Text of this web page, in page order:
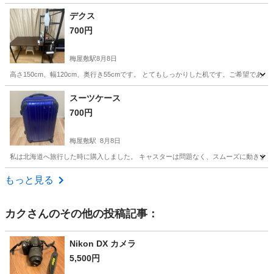
東京 世田谷区 デクス
700円
梅屋敷駅8月8日
高さ150cm、幅120cm、奥行き55cmです。 とてもしっかりした机です。ご希望であ
東京 大田区 梅屋敷駅
スーツケース
700円
梅屋敷駅 8月8日
私は北海道へ旅行した時に購入しました。 キャスターは問題なく、スムーズに動きま
東京 大田区
もっと見る
カク さんのその他の投稿記事：
Nikon DX カメラ
5,500円